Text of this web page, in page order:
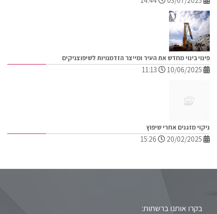
פינוי בינוי מחדש את העיר ומייצר הזדמנויות לשיפוצניקים
ניקוי מזגנים אחרי שיפוץ
בקרו אותנו ברשתות: